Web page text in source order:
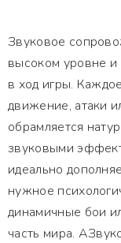
Звуковое
высоком уровне
в ход игры.
движение, атаки
обрамляется
звуковыми
идеально
нужное
динамичные бои
часть мира.